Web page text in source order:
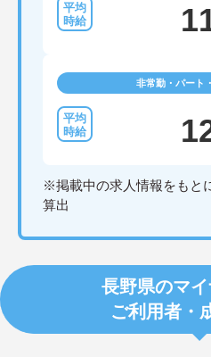
非常勤・パート
※掲載中の求人情報をもと
算出
長野県のマ
ご利用者・